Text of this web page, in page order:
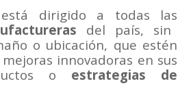
dirigido a todas las
del país, sin
o ubicación, que estén
innovadoras en sus
o estrategias de